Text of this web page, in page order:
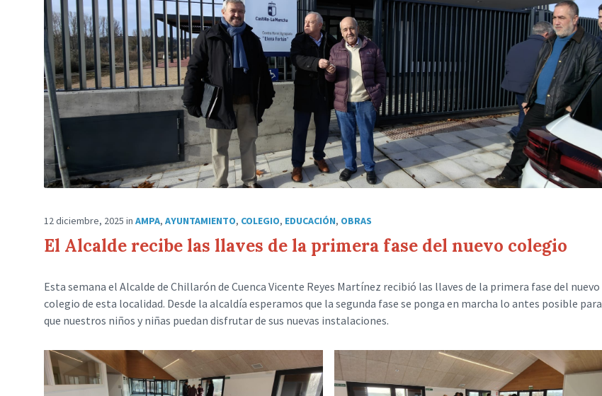
12 diciembre, 2025 in AMPA, AYUNTAMIENTO, COLEGIO, EDUCACIÓN, OBRAS
El Alcalde recibe las llaves de la primera fase del nuevo colegio
Esta semana el Alcalde de Chillarón de Cuenca Vicente Reyes Martínez recibió las llaves de la primera fase del nuevo
colegio de esta localidad. Desde la alcaldía esperamos que la segunda fase se ponga en marcha lo antes posible para
que nuestros niños y niñas puedan disfrutar de sus nuevas instalaciones.